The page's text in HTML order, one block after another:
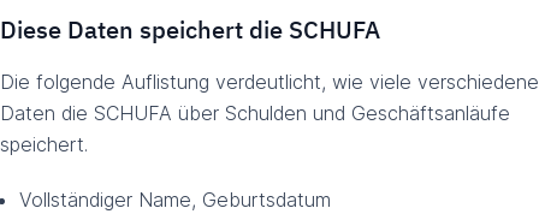
Diese Daten speichert die SCHUFA
Die folgende Auflistung verdeutlicht, wie viele verschiedene
Daten die SCHUFA über Schulden und Geschäftsanläufe
speichert.
Vollständiger Name, Geburtsdatum